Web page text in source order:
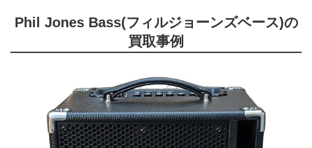
Phil Jones Bass(フィルジョーンズベース)の
買取事例